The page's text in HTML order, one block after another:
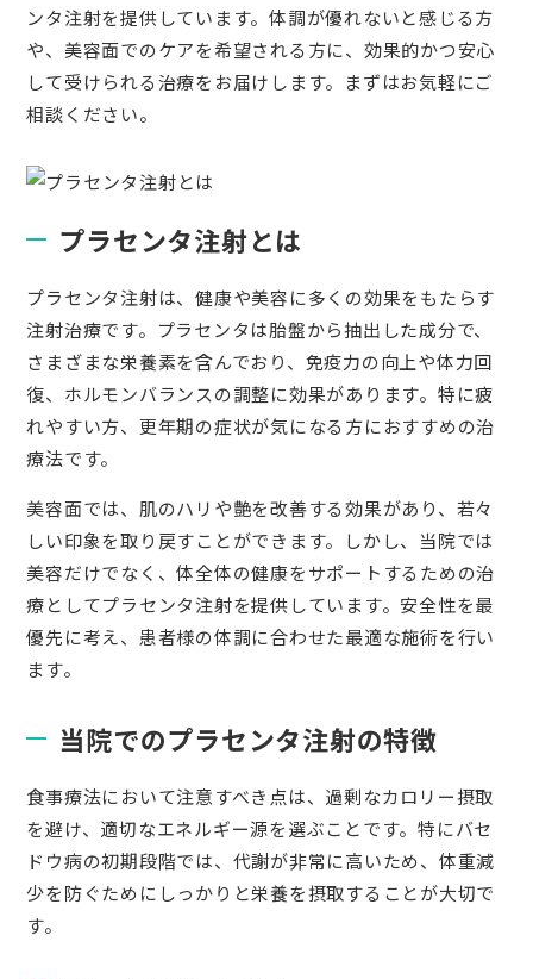
ンタ注射を提供しています。体調が優れないと感じる方
や、美容面でのケアを希望される方に、効果的かつ安心
して受けられる治療をお届けします。まずはお気軽にご
相談ください。
プラセンタ注射とは
プラセンタ注射は、健康や美容に多くの効果をもたらす
注射治療です。プラセンタは胎盤から抽出した成分で、
さまざまな栄養素を含んでおり、免疫力の向上や体力回
復、ホルモンバランスの調整に効果があります。特に疲
れやすい方、更年期の症状が気になる方におすすめの治
療法です。
美容面では、肌のハリや艶を改善する効果があり、若々
しい印象を取り戻すことができます。しかし、当院では
美容だけでなく、体全体の健康をサポートするための治
療としてプラセンタ注射を提供しています。安全性を最
優先に考え、患者様の体調に合わせた最適な施術を行い
ます。
当院でのプラセンタ注射の特徴
食事療法において注意すべき点は、過剰なカロリー摂取
を避け、適切なエネルギー源を選ぶことです。特にバセ
ドウ病の初期段階では、代謝が非常に高いため、体重減
少を防ぐためにしっかりと栄養を摂取することが大切で
す。